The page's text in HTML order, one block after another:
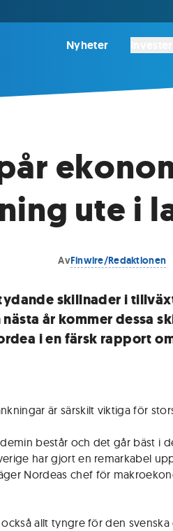
Nyheter
ute i
AvFinwire/Redaktionen
skillnader i
nästa år kommer dessa
i en färsk rapport
är särskilt viktiga för
består och det går bäst i
har gjort en remarkabel
Nordeas chef för
allt tyngre för den